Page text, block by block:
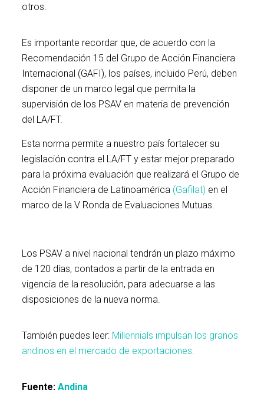
otros.
Es importante recordar que, de acuerdo con la
Recomendación 15 del Grupo de Acción Financiera
Internacional (GAFI), los países, incluido Perú, deben
disponer de un marco legal que permita la
supervisión de los PSAV en materia de prevención
del LA/FT.
Esta norma permite a nuestro país fortalecer su
legislación contra el LA/FT y estar mejor preparado
para la próxima evaluación que realizará el Grupo de
Acción Financiera de Latinoamérica (Gafilat) en el
marco de la V Ronda de Evaluaciones Mutuas.
Los PSAV a nivel nacional tendrán un plazo máximo
de 120 días, contados a partir de la entrada en
vigencia de la resolución, para adecuarse a las
disposiciones de la nueva norma.
También puedes leer: Millennials impulsan los granos
andinos en el mercado de exportaciones.
Fuente: Andina